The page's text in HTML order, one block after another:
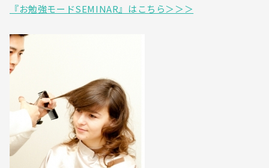
『お勉強モードSEMINAR』はこちら＞＞＞